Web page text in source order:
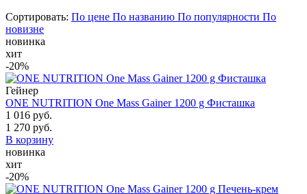
Сортировать: По цене По названию По популярности По
новизне
новинка
хит
-20%
Гейнер
ONE NUTRITION One Mass Gainer 1200 g Фисташка
1 016 руб.
1 270 руб.
В корзину
новинка
хит
-20%